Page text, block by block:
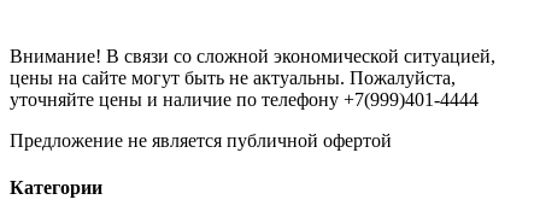
Внимание! В связи со сложной экономической ситуацией,
цены на сайте могут быть не актуальны. Пожалуйста,
уточняйте цены и наличие по телефону +7(999)401-4444
Предложение не является публичной офертой
Категории